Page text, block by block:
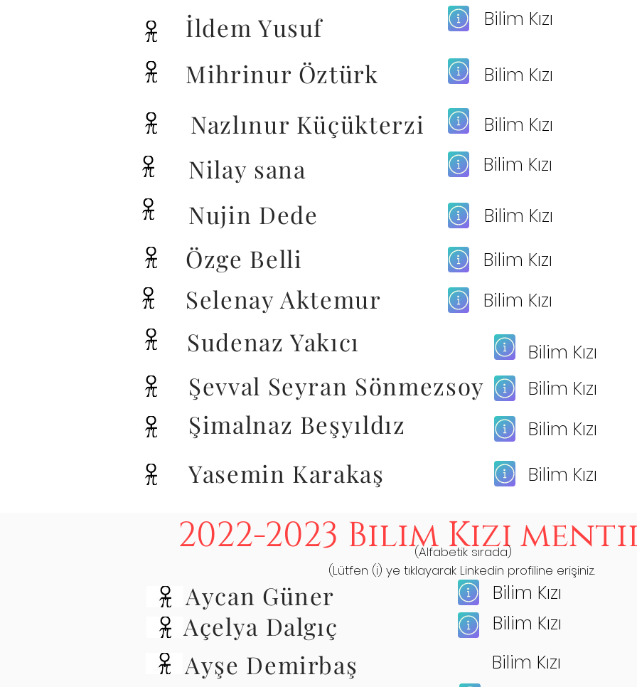
İldem Yusuf Bilim Kızı
Mihrinur Öztürk Bilim Kızı
Nazlınur Küçükterzi Bilim Kızı
Nilay sana Bilim Kızı
Nujin Dede Bilim Kızı
Özge Belli Bilim Kızı
Selenay Aktemur Bilim Kızı
Sudenaz Yakıcı Bilim Kızı
Şevval Seyran Sönmezsoy Bilim Kızı
Şimalnaz Beşyıldız Bilim Kızı
Yasemin Karakaş Bilim Kızı
2022-2023 Bilim Kızı
(Alfabetik sırada)
(Lütfen (i) ye tıklayarak Linkedin profiline erişiniz.
Aycan Güner Bilim Kızı
Açelya Dalgıç Bilim Kızı
Ayşe Demirbaş
Bilim Kızı